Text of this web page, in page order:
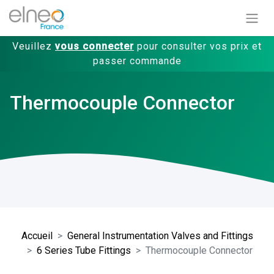
Veuillez vous connecter pour consulter vos prix et
passer commande
Thermocouple Connector
Accueil
General Instrumentation Valves and Fittings
6 Series Tube Fittings
Thermocouple Connector